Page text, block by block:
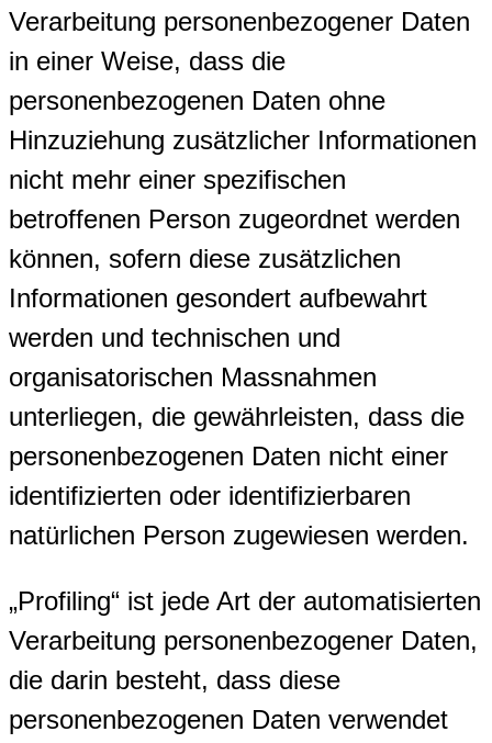
Verarbeitung personenbezogener Daten
in einer Weise, dass die
personenbezogenen Daten ohne
Hinzuziehung zusätzlicher Informationen
nicht mehr einer spezifischen
betroffenen Person zugeordnet werden
können, sofern diese zusätzlichen
Informationen gesondert aufbewahrt
werden und technischen und
organisatorischen Massnahmen
unterliegen, die gewährleisten, dass die
personenbezogenen Daten nicht einer
identifizierten oder identifizierbaren
natürlichen Person zugewiesen werden.
„Profiling“ ist jede Art der automatisierten
Verarbeitung personenbezogener Daten,
die darin besteht, dass diese
personenbezogenen Daten verwendet